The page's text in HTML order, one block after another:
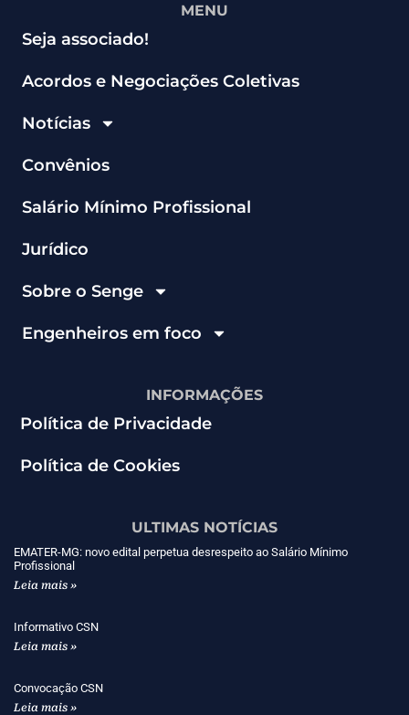
MENU
Seja associado!
Acordos e Negociações Coletivas
Notícias
Convênios
Salário Mínimo Profissional
Jurídico
Sobre o Senge
Engenheiros em foco
INFORMAÇÕES
Política de Privacidade
Política de Cookies
ULTIMAS NOTÍCIAS
EMATER-MG: novo edital perpetua desrespeito ao Salário Mínimo
Profissional
Leia mais »
Informativo CSN
Leia mais »
Convocação CSN
Leia mais »